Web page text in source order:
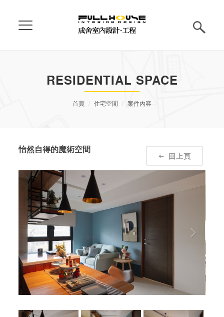
RESIDENTIAL SPACE
首頁 住宅空間 案件內容
怡然自得的魔術空間
回上頁